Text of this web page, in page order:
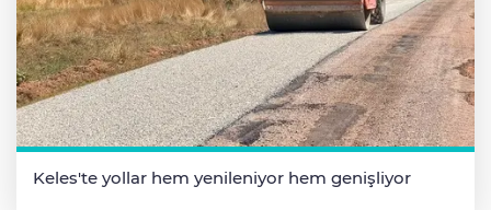
Keles'te yollar hem yenileniyor hem genişliyor